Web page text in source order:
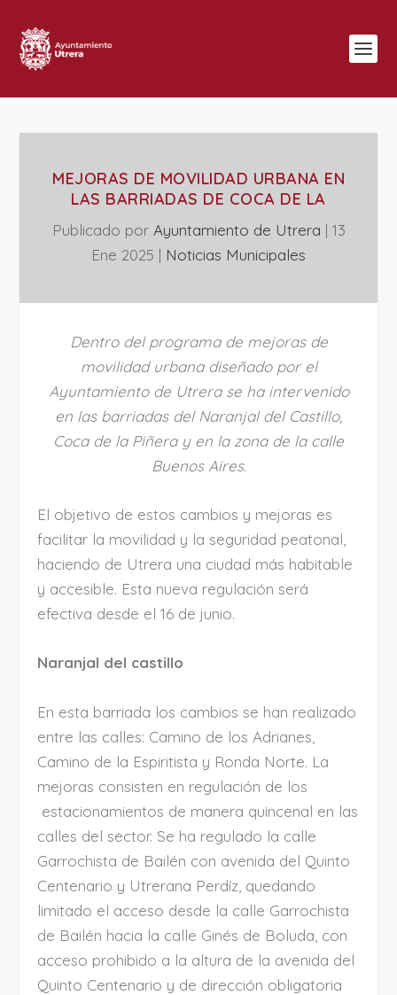
MEJORAS DE MOVILIDAD URBANA EN
LAS BARRIADAS DE COCA DE LA
Publicado por Ayuntamiento de Utrera | 13
Ene 2025 | ‎Noticias Municipales
Dentro del programa de mejoras de
movilidad urbana diseñado por el
Ayuntamiento de Utrera se ha intervenido
en las barriadas del Naranjal del Castillo,
Coca de la Piñera y en la zona de la calle
Buenos Aires.
El objetivo de estos cambios y mejoras es
facilitar la movilidad y la seguridad peatonal,
haciendo de Utrera una ciudad más habitable
y accesible. Esta nueva regulación será
efectiva desde el 16 de junio.
Naranjal del castillo
En esta barriada los cambios se han realizado
entre las calles: Camino de los Adrianes,
Camino de la Espiritista y Ronda Norte. La
mejoras consisten en regulación de los
estacionamientos de manera quincenal en las
calles del sector. Se ha regulado la calle
Garrochista de Bailén con avenida del Quinto
Centenario y Utrerana Perdíz, quedando
limitado el acceso desde la calle Garrochista
de Bailén hacia la calle Ginés de Boluda, con
acceso prohibido a la altura de la avenida del
Quinto Centenario y de dirección obligatoria